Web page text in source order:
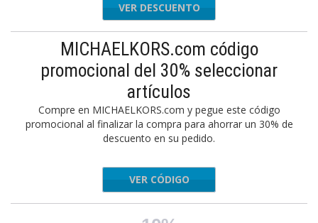
VER DESCUENTO
MICHAELKORS.com código
promocional del 30% seleccionar
artículos
Compre en MICHAELKORS.com y pegue este código
promocional al finalizar la compra para ahorrar un 30% de
descuento en su pedido.
ETREADY
VER CÓDIGO